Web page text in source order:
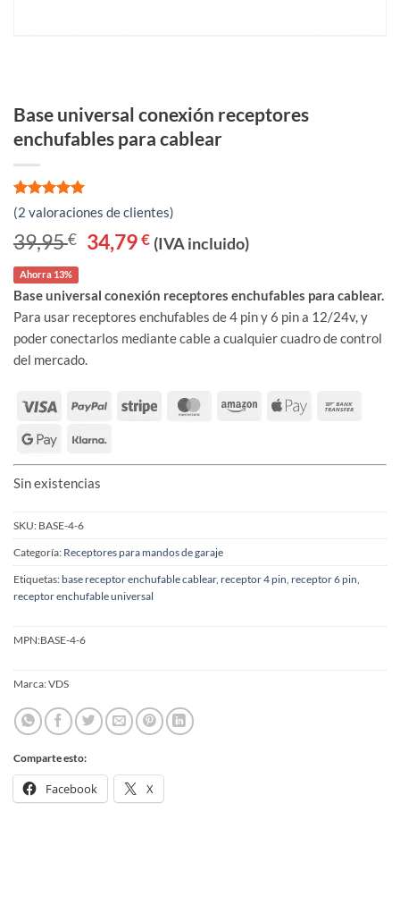
Base universal conexión receptores
enchufables para cablear
Valorado
con
en base a
2
valoraciones
de clientes
(2 valoraciones de clientes)
39,95€
El
precio
39,95 €.
34,79€El
precio
34,79 €.
(IVA incluido)
Ahorra 13%
Base universal conexión receptores enchufables para cablear.
Para usar receptores enchufables de 4 pin y 6 pin a 12/24v, y
poder conectarlos mediante cable a cualquier cuadro de control
del mercado.
Sin existencias
SKU: BASE-4-6
Categoría: Receptores para mandos de garaje
Etiquetas: base receptor enchufable cablear, receptor 4 pin receptor 6 pin
receptor enchufable universal
MPN:BASE-4-6
Marca:VDS
Comparte esto:
Facebook X